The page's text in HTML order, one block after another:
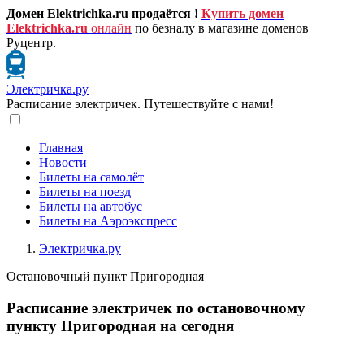
Домен Elektrichka.ru продаётся ! Купить домен
Elektrichka.ru онлайн по безналу в магазине доменов
Руцентр.
Электричка.ру
Расписание электричек. Путешествуйте с нами!
Главная
Новости
Билеты на самолёт
Билеты на поезд
Билеты на автобус
Билеты на Аэроэкспресс
Электричка.ру
Остановочный пункт Пригородная
Расписание электричек по остановочному
пункту Пригородная на сегодня